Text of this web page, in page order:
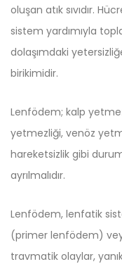
oluşan atık sıvıdır.
sistem yardımıyla
dolaşımdaki
birikimidir.
Lenfödem; kalp
yetmezliği, venöz
hareketsizlik gibi
ayrılmalıdır.
Lenfödem, lenfatik
(primer lenfödem)
travmatik olaylar,